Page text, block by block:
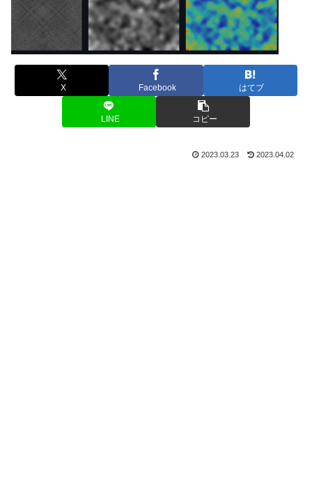
X Facebook はてブ
LINE コピー
2023.03.23 2023.04.02